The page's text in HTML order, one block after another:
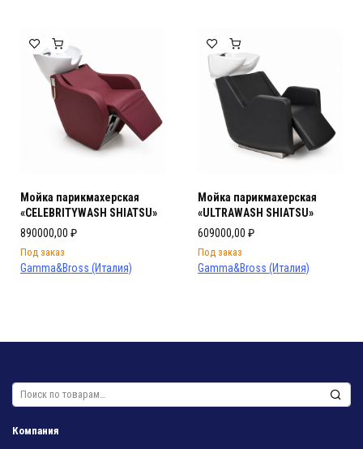
Мойка парикмахерская
«CELEBRITYWASH SHIATSU»
890000,00 ₽
Под заказ
Gamma&Bross (Италия)
Мойка парикмахерская
«ULTRAWASH SHIATSU»
609000,00 ₽
Под заказ
Gamma&Bross (Италия)
Искать:
Компания